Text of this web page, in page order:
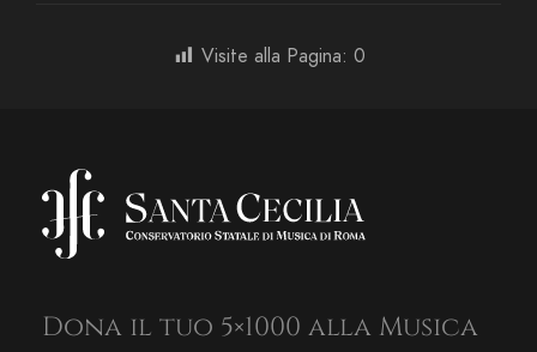
Visite alla Pagina: 0
Dona il tuo 5×1000 alla Musica